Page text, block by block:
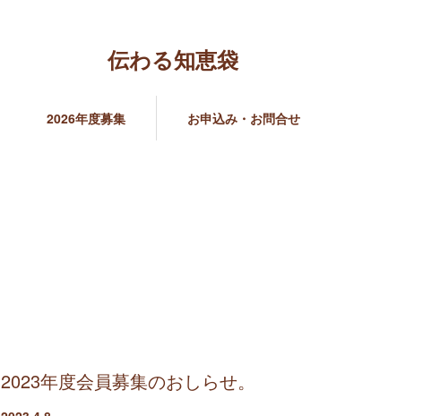
伝わる知恵袋
2026年度募集 お申込み・お問合せ
2023年度会員募集のおしらせ。